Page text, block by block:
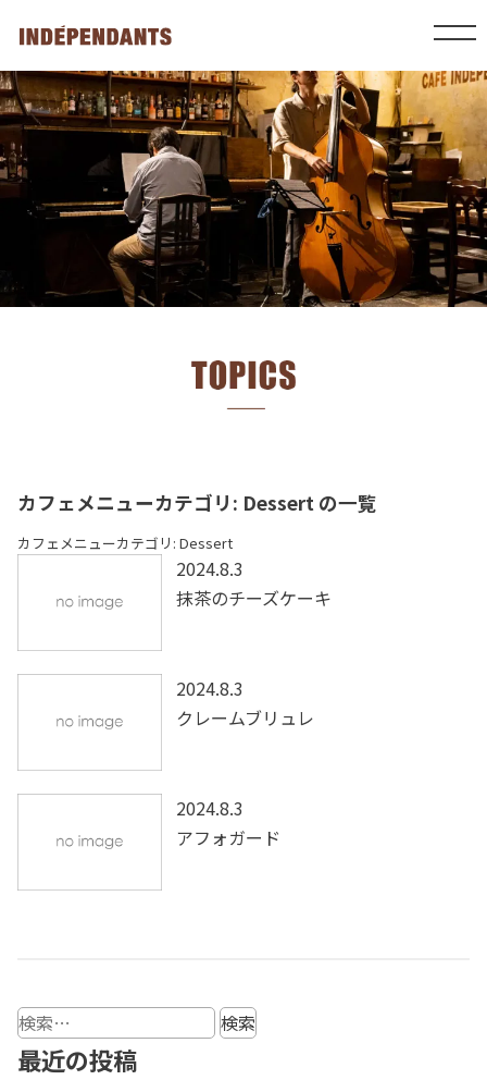
カフェメニューカテゴリ: Dessert の一覧
カフェメニューカテゴリ: Dessert
2024.8.3
抹茶のチーズケーキ
2024.8.3
クレームブリュレ
2024.8.3
アフォガード
検
索:
最近の投稿